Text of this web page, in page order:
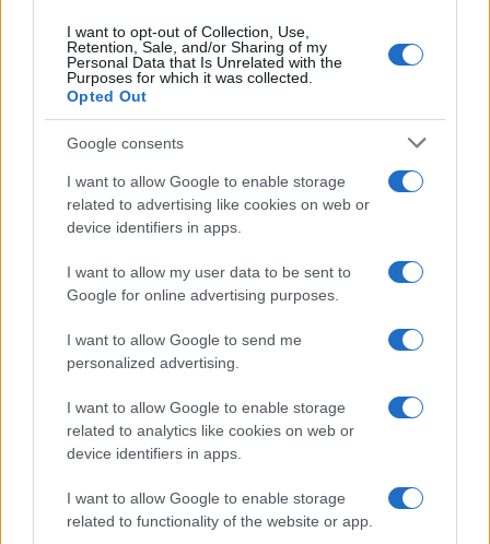
I want to opt-out of Collection, Use,
Retention, Sale, and/or Sharing of my
Personal Data that Is Unrelated with the
Purposes for which it was collected.
Opted Out
Google consents
I want to allow Google to enable storage
related to advertising like cookies on web or
device identifiers in apps.
I want to allow my user data to be sent to
Google for online advertising purposes.
I want to allow Google to send me
personalized advertising.
I want to allow Google to enable storage
related to analytics like cookies on web or
device identifiers in apps.
I want to allow Google to enable storage
related to functionality of the website or app.
CRIPTOVALUTE